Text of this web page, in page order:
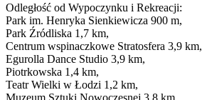
Odległość od Wypoczynku i Rekreacji:
Park im. Henryka Sienkiewicza 900 m,
Park Źródliska 1,7 km,
Centrum wspinaczkowe Stratosfera 3,9 km,
Egurolla Dance Studio 3,9 km,
Piotrkowska 1,4 km,
Teatr Wielki w Łodzi 1,2 km,
Muzeum Sztuki Nowoczesnej 3,8 km,